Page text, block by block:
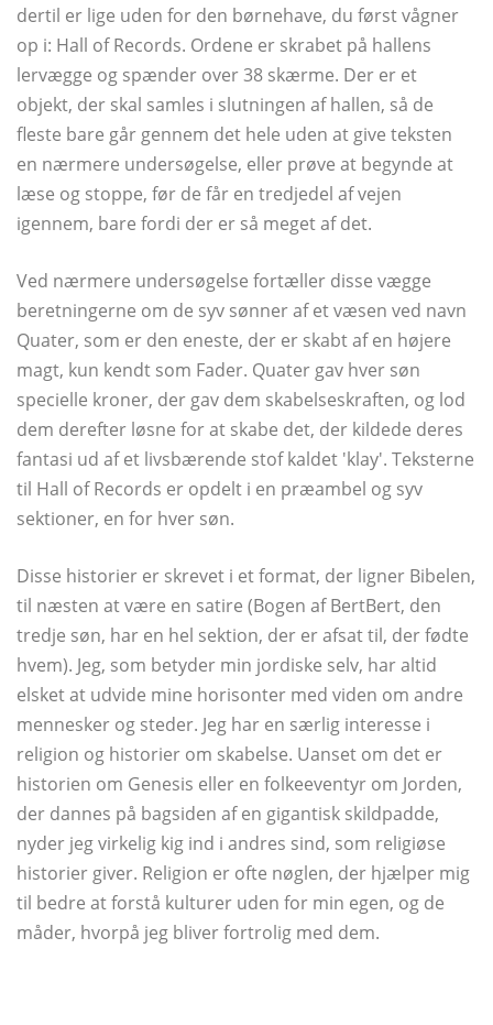
dertil er lige uden for den børnehave, du først vågner
op i: Hall of Records. Ordene er skrabet på hallens
lervægge og spænder over 38 skærme. Der er et
objekt, der skal samles i slutningen af ​​hallen, så de
fleste bare går gennem det hele uden at give teksten
en nærmere undersøgelse, eller prøve at begynde at
læse og stoppe, før de får en tredjedel af vejen
igennem, bare fordi der er så meget af det.
Ved nærmere undersøgelse fortæller disse vægge
beretningerne om de syv sønner af et væsen ved navn
Quater, som er den eneste, der er skabt af en højere
magt, kun kendt som Fader. Quater gav hver søn
specielle kroner, der gav dem skabelseskraften, og lod
dem derefter løsne for at skabe det, der kildede deres
fantasi ud af et livsbærende stof kaldet 'klay'. Teksterne
til Hall of Records er opdelt i en præambel og syv
sektioner, en for hver søn.
Disse historier er skrevet i et format, der ligner Bibelen,
til næsten at være en satire (Bogen af ​​BertBert, den
tredje søn, har en hel sektion, der er afsat til, der fødte
hvem). Jeg, som betyder min jordiske selv, har altid
elsket at udvide mine horisonter med viden om andre
mennesker og steder. Jeg har en særlig interesse i
religion og historier om skabelse. Uanset om det er
historien om Genesis eller en folkeeventyr om Jorden,
der dannes på bagsiden af ​​en gigantisk skildpadde,
nyder jeg virkelig kig ind i andres sind, som religiøse
historier giver. Religion er ofte nøglen, der hjælper mig
til bedre at forstå kulturer uden for min egen, og de
måder, hvorpå jeg bliver fortrolig med dem.